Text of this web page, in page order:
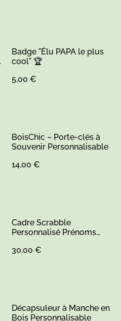
Badge "Élu PAPA le plus
cool" 🏆
5,00 €
BoisChic – Porte-clés à
Souvenir Personnalisable
14,00 €
Cadre Scrabble
Personnalisé Prénoms
Murale Bois Sur Mesure –
30,00 €
Décapsuleur à Manche en
Bois Personnalisable